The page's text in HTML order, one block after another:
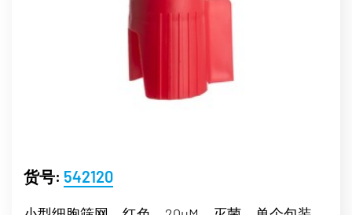
货号: 542120